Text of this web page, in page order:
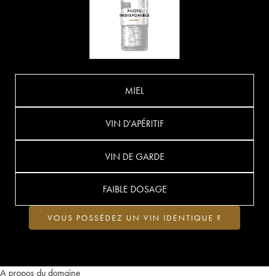
A propos du domaine
MIEL
VIN D'APÉRITIF
VIN DE GARDE
FAIBLE DOSAGE
VOUS POSSÉDEZ UN VIN IDENTIQUE ?